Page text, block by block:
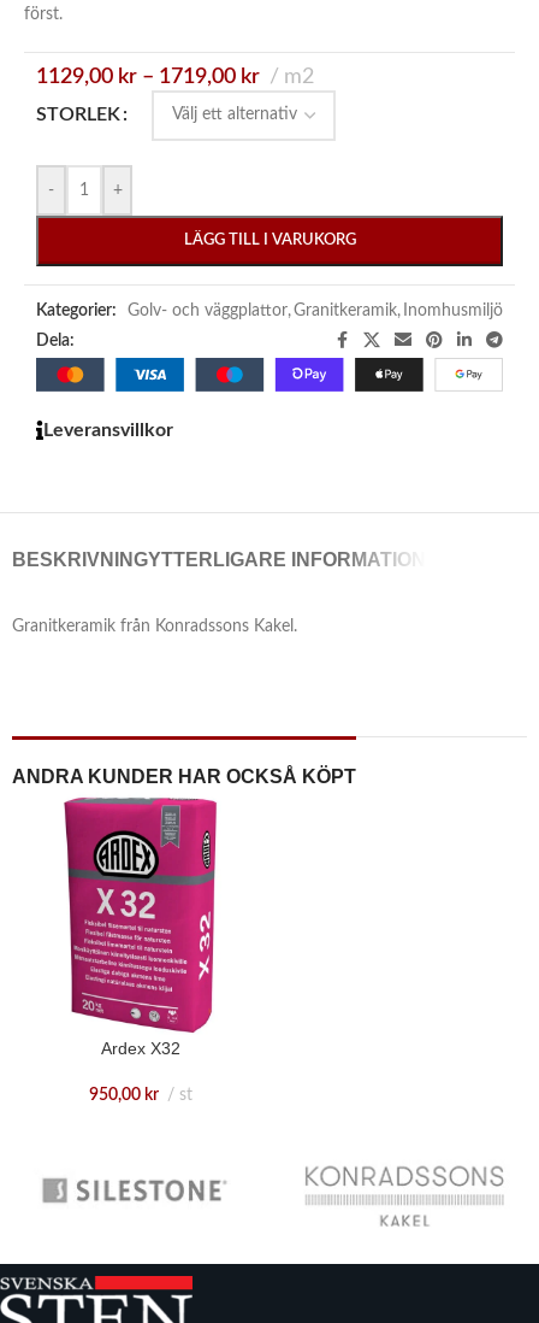
först.
1129,00 kr – 1719,00 kr m2
STORLEK
- +
LÄGG TILL I VARUKORG
Kategorier: Golv- och väggplattor,Granitkeramik, Inomhusmiljö
Dela:
Leveransvillkor
BESKRIVNINGYTTERLIGARE INFORMATION
Granitkeramik från Konradssons Kakel.
ANDRA KUNDER HAR OCKSÅ KÖPT
Ardex X32
950,00 kr st